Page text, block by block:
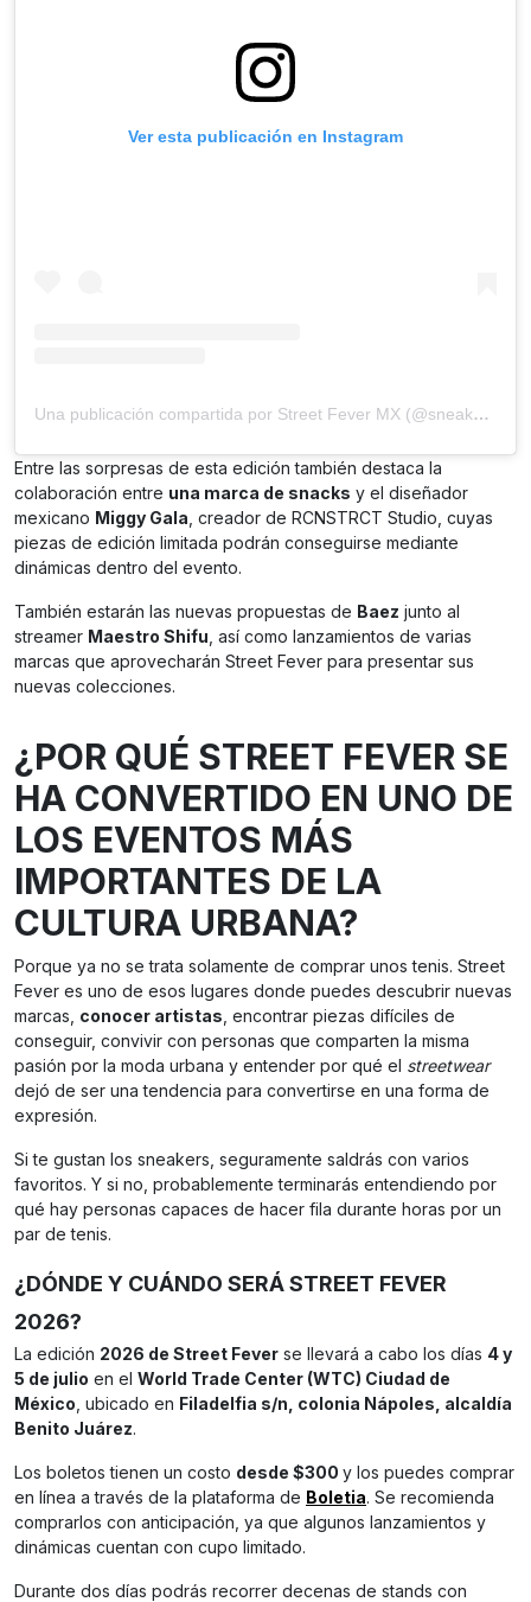
Ver esta publicación en Instagram
Una publicación compartida por Street Fever MX (@sneakerfevermx)
Entre las sorpresas de esta edición también destaca la
colaboración entre una marca de snacks y el diseñador
mexicano Miggy Gala , creador de RCNSTRCT Studio, cuyas
piezas de edición limitada podrán conseguirse mediante
dinámicas dentro del evento.
También estarán las nuevas propuestas de Baez junto al
streamer Maestro Shifu , así como lanzamientos de varias
marcas que aprovecharán Street Fever para presentar sus
nuevas colecciones.
¿POR QUÉ STREET FEVER SE
HA CONVERTIDO EN UNO DE
LOS EVENTOS MÁS
IMPORTANTES DE LA
CULTURA URBANA?
Porque ya no se trata solamente de comprar unos tenis. Street
Fever es uno de esos lugares donde puedes descubrir nuevas
marcas, conocer artistas , encontrar piezas difíciles de
conseguir, convivir con personas que comparten la misma
pasión por la moda urbana y entender por qué el streetwear
dejó de ser una tendencia para convertirse en una forma de
expresión.
Si te gustan los sneakers, seguramente saldrás con varios
favoritos. Y si no, probablemente terminarás entendiendo por
qué hay personas capaces de hacer fila durante horas por un
par de tenis.
¿DÓNDE Y CUÁNDO SERÁ STREET FEVER
2026?
La edición 2026 de Street Fever se llevará a cabo los días 4 y
5 de julio en el World Trade Center (WTC) Ciudad de
México , ubicado en Filadelfia s/n, colonia Nápoles, alcaldía
Benito Juárez.
Los boletos tienen un costo desde $300 y los puedes comprar
en línea a través de la plataforma de Boletia. Se recomienda
comprarlos con anticipación, ya que algunos lanzamientos y
dinámicas cuentan con cupo limitado.
Durante dos días podrás recorrer decenas de stands con